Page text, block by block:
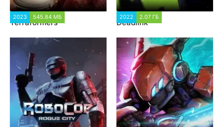
2023 545.84 МБ
Terraformers
2022 2.07 ГБ
Deadlink